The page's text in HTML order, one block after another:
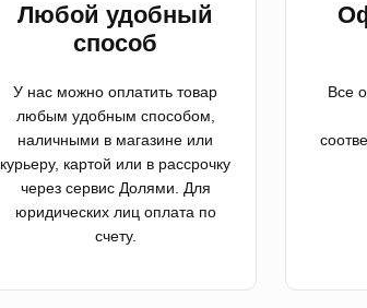
Любой удобный
способ
У нас можно оплатить товар
любым удобным способом,
наличными в магазине или
курьеру, картой или в рассрочку
через сервис Долями. Для
юридических лиц оплата по
счету.
Все